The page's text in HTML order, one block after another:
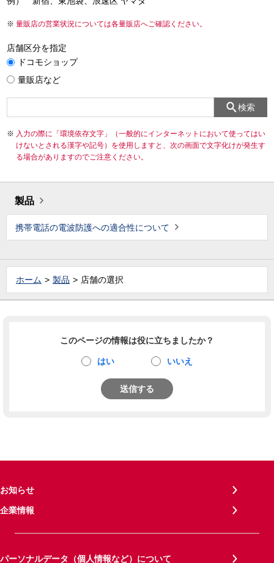
量販店の営業状況については各量販店へご確認ください。
店舗区分を指定
ドコモショップ
量販店など
検索
入力の際に「環境依存文字」（一般的にインターネットにおいて使ってはい
けないとされる漢字や記号）を使用しますと、次の画面で文字化けが発生す
る場合がありますのでご注意ください。
製品
携帯電話の電波防護への適合性について
ホーム 製品 店舗の選択
このページの情報は役に立ちましたか？
はい いいえ
送信する
お知らせ
企業情報
パーソナルデータ（個人情報など）について